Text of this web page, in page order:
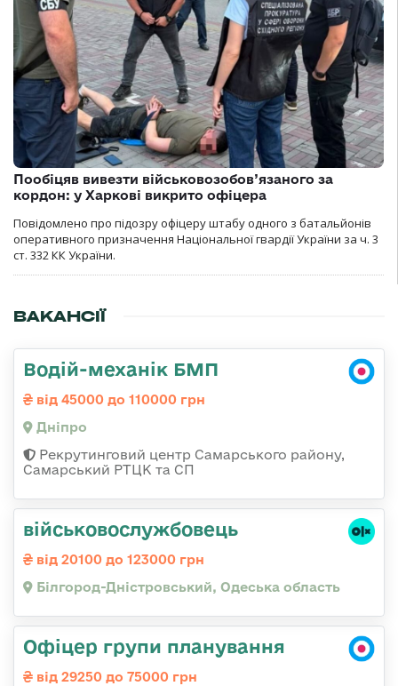
Пообіцяв вивезти військовозобов’язаного за
кордон: у Харкові викрито офіцера
Повідомлено про підозру офіцеру штабу одного з батальйонів
оперативного призначення Національної гвардії України за ч. 3
ст. 332 КК України.
ВАКАНСІЇ
Водій-механік БМП
від 45000 до 110000 грн
Дніпро
Рекрутинговий центр Самарського району,
Самарський РТЦК та СП
військовослужбовець
від 20100 до 123000 грн
Білгород-Дністровський, Одеська область
Офіцер групи планування
від 29250 до 75000 грн